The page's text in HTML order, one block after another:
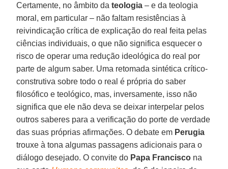
Certamente, no âmbito dateologia – e da teologia
moral, em particular – não faltam resistências à
reivindicação crítica de explicação do real feita pelas
ciências individuais, o que não significa esquecer o
risco de operar uma redução ideológica do real por
parte de algum saber. Uma retomada sintética crítico-
construtiva sobre todo o real é própria do saber
filosófico e teológico, mas, inversamente, isso não
significa que ele não deva se deixar interpelar pelos
outros saberes para a verificação do porte de verdade
das suas próprias afirmações. O debate em Perugia
trouxe à tona algumas passagens adicionais para o
diálogo desejado. O convite do Papa Francisco na